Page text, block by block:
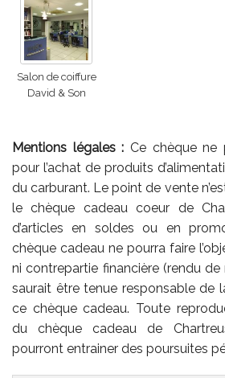
Salon de coiffure
David & Son
Mentions légales : Ce chèque ne
pour l’achat de produits
du carburant. Le point de vente
le chèque cadeau coeur de
d’articles en soldes ou en
chèque cadeau ne pourra faire
ni contrepartie financière (rendu de
saurait être tenue responsable de
ce chèque cadeau. Toute
du chèque cadeau de
pourront entrainer des poursuites